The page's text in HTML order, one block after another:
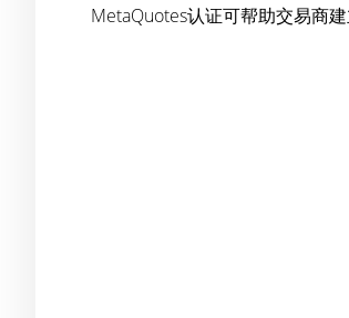
MetaQuotes认证可帮助交易商